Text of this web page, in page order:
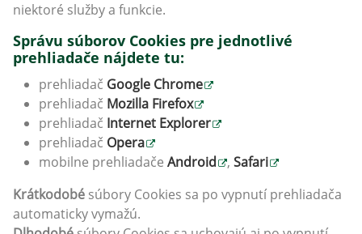
niektoré služby a funkcie.
Správu súborov Cookies pre jednotlivé
prehliadače nájdete tu:
prehliadač Google Chrome
prehliadač Mozilla Firefox
prehliadač Internet Explorer
prehliadač Opera
mobilne prehliadače Android , Safari
Krátkodobé súbory Cookies sa po vypnutí prehliadača
automaticky vymažú.